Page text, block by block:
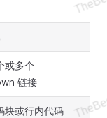
或多个
链接
块或行内代码